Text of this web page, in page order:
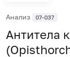
Анализ 07-037
Антитела